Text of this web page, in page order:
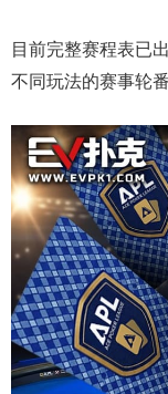
目前完整赛程表已
不同玩法的赛事轮番